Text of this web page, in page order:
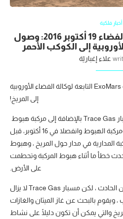
أخبار فلكية
في مثل هذا اليوم في الفضاء 19 أكتوبر 2016: وصول
علاء إغباريّة
في 19 أكتوبر 2016 ، وصلت بعثة ExoMars التابعة لوكالة الفضاء الأوروبية
إلى المريخ!
تألفت ExoMars 2016 من مسبار Trace Gas بالإضافة إلى مركبة هبوط
Schiaparelli. انطلق المسبار ومركبة الهبوط وانفصلا في 16 أكتوبر، قبل
المدارية في مدار حول المريخ ، وهبوط
خطأ ما أثناء هبوط المركبة وتحطمت
على الأرض.
لم تنجُ مركبة Schiaparelli من الحادث ، لكن مسبار Trace Gas لا يزال
ويقوم بالبحث عن غاز الميثان والغازات
والتي يمكن أن تكون دليلًا على نشاط